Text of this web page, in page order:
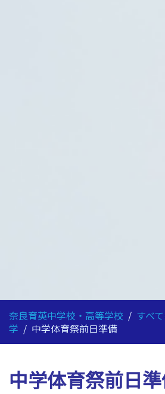
奈良育英中学校・高等学校 / すべ
学 / 中学体育祭前日準備
中学体育祭前日